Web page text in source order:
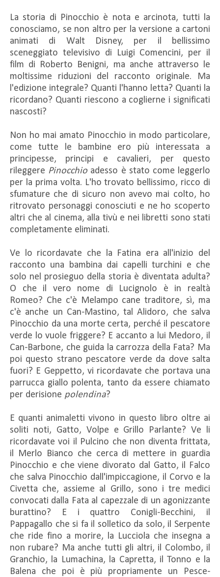
La storia di Pinocchio è nota e arcinota, tutti la
conosciamo, se non altro per la versione a cartoni
animati di Walt Disney, per il bellissimo
sceneggiato televisivo di Luigi Comencini, per il
film di Roberto Benigni, ma anche attraverso le
moltissime riduzioni del racconto originale. Ma
l'edizione integrale? Quanti l'hanno letta? Quanti la
ricordano? Quanti riescono a coglierne i significati
nascosti?
Non ho mai amato Pinocchio in modo particolare,
come tutte le bambine ero più interessata a
principesse, principi e cavalieri, per questo
rileggere Pinocchio adesso è stato come leggerlo
per la prima volta. L'ho trovato bellissimo, ricco di
sfumature che di sicuro non avevo mai colto, ho
ritrovato personaggi conosciuti e ne ho scoperto
altri che al cinema, alla tivù e nei libretti sono stati
completamente eliminati.
Ve lo ricordavate che la Fatina era all'inizio del
racconto una bambina dai capelli turchini e che
solo nel prosieguo della storia è diventata adulta?
O che il vero nome di Lucignolo è in realtà
Romeo? Che c'è Melampo cane traditore, sì, ma
c'è anche un Can-Mastino, tal Alidoro, che salva
Pinocchio da una morte certa, perché il pescatore
verde lo vuole friggere? E accanto a lui Medoro, il
Can-Barbone, che guida la carrozza della Fata? Ma
poi questo strano pescatore verde da dove salta
fuori? E Geppetto, vi ricordavate che portava una
parrucca giallo polenta, tanto da essere chiamato
per derisione polendina?
E quanti animaletti vivono in questo libro oltre ai
soliti noti, Gatto, Volpe e Grillo Parlante? Ve li
ricordavate voi il Pulcino che non diventa frittata,
il Merlo Bianco che cerca di mettere in guardia
Pinocchio e che viene divorato dal Gatto, il Falco
che salva Pinocchio dall'impiccagione, il Corvo e la
Civetta che, assieme al Grillo, sono i tre medici
convocati dalla Fata al capezzale di un agonizzante
burattino? E i quattro Conigli-Becchini, il
Pappagallo che si fa il solletico da solo, il Serpente
che ride fino a morire, la Lucciola che insegna a
non rubare? Ma anche tutti gli altri, il Colombo, il
Granchio, la Lumachina, la Capretta, il Tonno e la
Balena che poi è più propriamente un Pesce-